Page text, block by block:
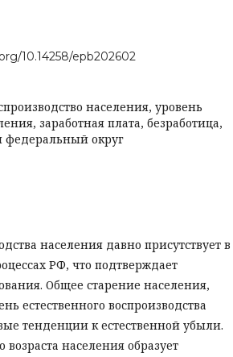
10.14258/epb202602
населения, уровень
заработная плата, безработица,
федеральный округ
населения давно присутствует в
РФ, что подтверждает
Общее старение населения,
естественного воспроизводства
тенденции к естественной убыли.
населения образует